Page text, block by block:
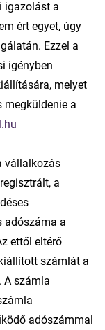
igazolást a
ért egyet, úgy
Ezzel a
igényben
melyet
megküldenie a
vállalkozás
a
adószáma a
ettől eltérő
számlát a
A számla
adószámmal